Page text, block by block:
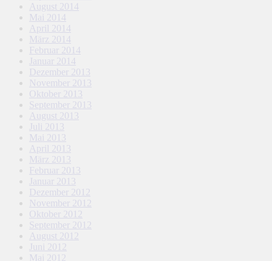
August 2014
Mai 2014
April 2014
März 2014
Februar 2014
Januar 2014
Dezember 2013
November 2013
Oktober 2013
September 2013
August 2013
Juli 2013
Mai 2013
April 2013
März 2013
Februar 2013
Januar 2013
Dezember 2012
November 2012
Oktober 2012
September 2012
August 2012
Juni 2012
Mai 2012